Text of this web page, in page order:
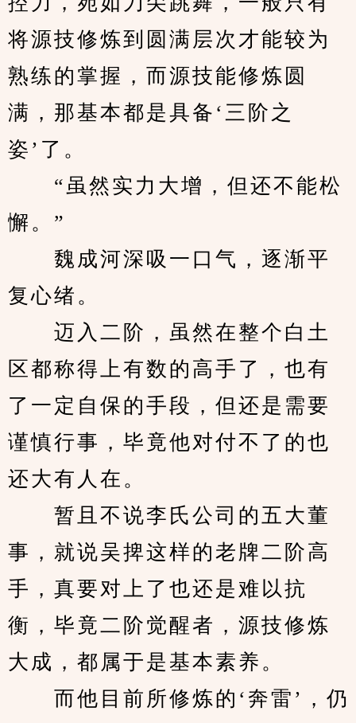
将源技修炼到圆满层次才能较为
熟练的掌握，而源技能修炼圆
满，那基本都是具备‘三阶之
姿’了。
“虽然实力大增，但还不能松
懈。”
魏成河深吸一口气，逐渐平
复心绪。
迈入二阶，虽然在整个白土
区都称得上有数的高手了，也有
了一定自保的手段，但还是需要
谨慎行事，毕竟他对付不了的也
还大有人在。
暂且不说李氏公司的五大董
事，就说吴捭这样的老牌二阶高
手，真要对上了也还是难以抗
衡，毕竟二阶觉醒者，源技修炼
大成，都属于是基本素养。
而他目前所修炼的‘奔雷’，仍